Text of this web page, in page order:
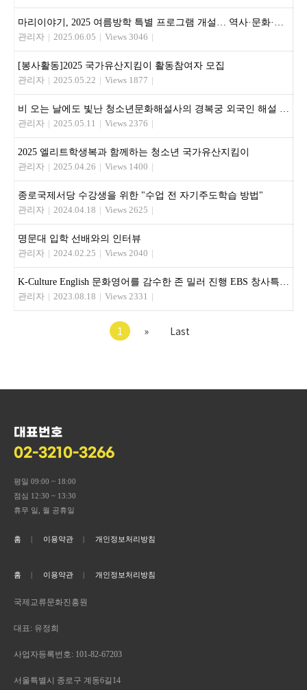
마리이야기, 2025 여름방학 특별 프로그램 개설… 역사·문화·영어 융합 교육 제공
관리자 | 2025.06.05 | Views 3046 |
[봉사활동]2025 국가유산지킴이 활동참여자 모집
관리자 | 2025.05.22 | Views 1877 |
비 오는 날에도 빛난 청소년문화해설사의 경복궁 외국인 해설 활동
관리자 | 2025.05.11 | Views 2376 |
2025 엘리트학생복과 함께하는 청소년 국가유산지킴이
관리자 | 2025.04.26 | Views 1400 |
종로국제서당 수강생을 위한 "수업 전 자기주도학습 방법"
관리자 | 2024.04.18 | Views 2625 |
명문대 입학 선배와의 인터뷰
관리자 | 2024.02.25 | Views 2040 |
K-Culture English 문화영어를 감수한 존 밀러 진행 EBS 창사특집, 5개국 국제공동제작한 다큐멘터리 쿠킹 포 유
관리자 | 2023.08.18 | Views 2331 |
1 » Last
대표번호
02-3210-3266
평일 09:00 ~ 18:00
점심 12:30 ~ 13:30
휴무 일, 월 공휴일
홈 이용약관 개인정보처리방침
홈 이용약관 개인정보처리방침
국제교류문화진흥원
대표: 유정희
사업자등록번호: 101-82-67203
서울특별시 종로구 계동6길14